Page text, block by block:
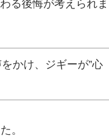
る後悔が考えられま
かけ、ジギーが”心
。